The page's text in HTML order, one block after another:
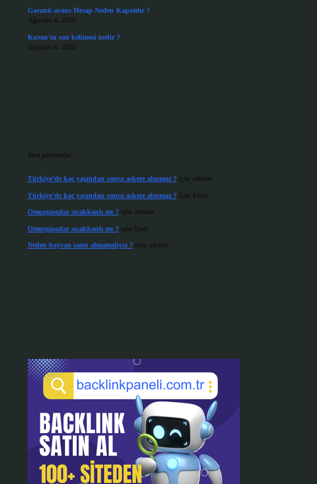
Garanti avans Hesap Neden Kapatılır ?
Ağustos 6, 2026
Kuran’ın son kelimesi nedir ?
Ağustos 6, 2026
Son yorumlar
Türkiye’de kaç yaşından sonra askere alınmaz ?için admin
Türkiye’de kaç yaşından sonra askere alınmaz ?için Ekin
Omurgasızlar sıcakkanlı mı ?için admin
Omurgasızlar sıcakkanlı mı ?için İpek
Neden hayvan satın almamalıyız ?için admin